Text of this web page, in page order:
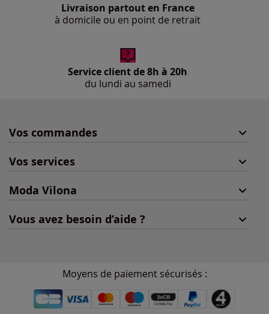
Livraison partout en France
à domicile ou en point de retrait
Service client de 8h à 20h
du lundi au samedi
Vos commandes
Vos services
Moda Vilona
Vous avez besoin d’aide ?
Moyens de paiement sécurisés :